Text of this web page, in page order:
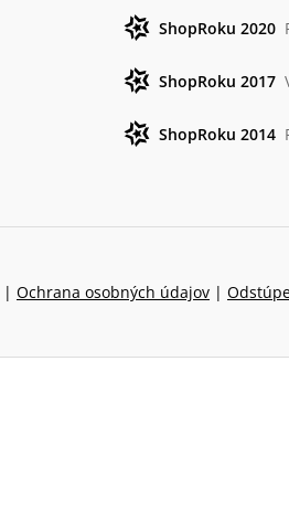
ShopRoku 2020
ShopRoku 2017
ShopRoku 2014
| Ochrana osobných údajov |